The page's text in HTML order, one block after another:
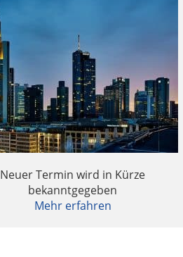
Neuer Termin wird in Kürze
bekanntgegeben
Mehr erfahren